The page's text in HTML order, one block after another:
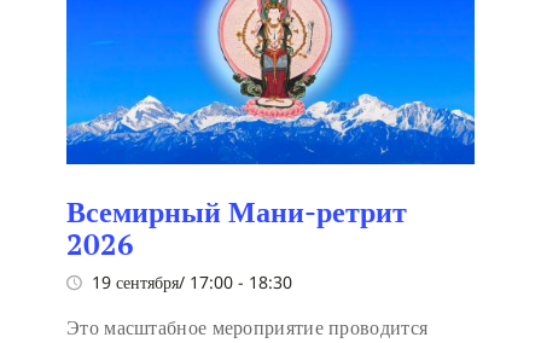
Всемирный Мани-ретрит
2026
19 сентября/ 17:00 - 18:30
Это масштабное мероприятие проводится